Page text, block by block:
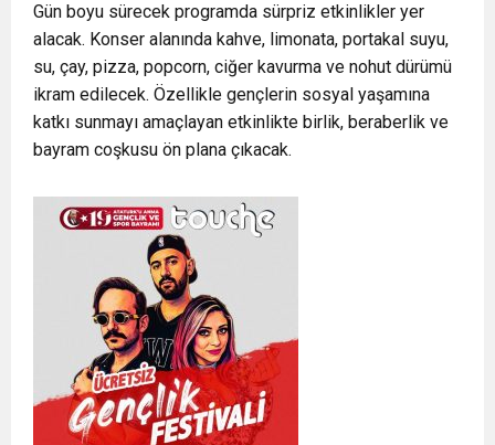
Gün boyu sürecek programda sürpriz etkinlikler yer
alacak. Konser alanında kahve, limonata, portakal suyu,
su, çay, pizza, popcorn, ciğer kavurma ve nohut dürümü
ikram edilecek. Özellikle gençlerin sosyal yaşamına
katkı sunmayı amaçlayan etkinlikte birlik, beraberlik ve
bayram coşkusu ön plana çıkacak.